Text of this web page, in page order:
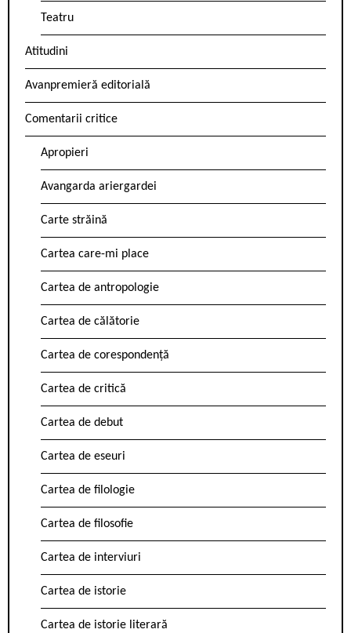
Teatru
Atitudini
Avanpremieră editorială
Comentarii critice
Apropieri
Avangarda ariergardei
Carte străină
Cartea care-mi place
Cartea de antropologie
Cartea de călătorie
Cartea de corespondență
Cartea de critică
Cartea de debut
Cartea de eseuri
Cartea de filologie
Cartea de filosofie
Cartea de interviuri
Cartea de istorie
Cartea de istorie literară